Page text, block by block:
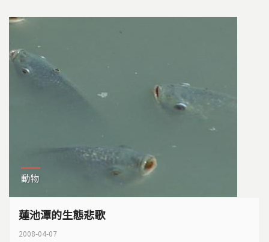
類，有一半是外來入侵者：大鬍子異形魚。
動物
蓮池潭的生態悲歌
2008-04-07